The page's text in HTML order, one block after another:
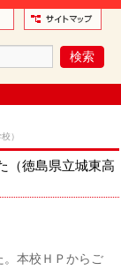
）
（徳島県立城東高
。本校ＨＰからご